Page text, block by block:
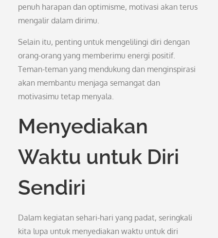
penuh harapan dan optimisme, motivasi akan terus
mengalir dalam dirimu.
Selain itu, penting untuk mengelilingi diri dengan
orang-orang yang memberimu energi positif.
Teman-teman yang mendukung dan menginspirasi
akan membantu menjaga semangat dan
motivasimu tetap menyala.
Menyediakan
Waktu untuk Diri
Sendiri
Dalam kegiatan sehari-hari yang padat, seringkali
kita lupa untuk menyediakan waktu untuk diri